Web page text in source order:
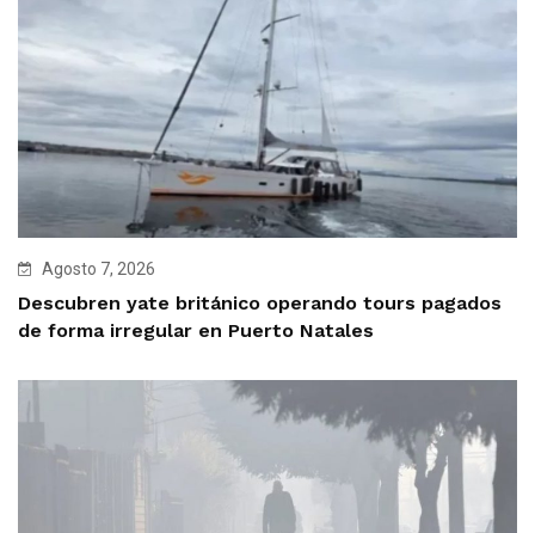
Agosto 7, 2026
Descubren yate británico operando tours pagados
de forma irregular en Puerto Natales